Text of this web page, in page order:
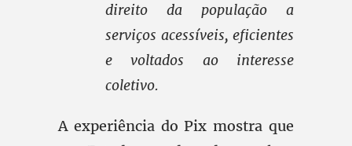
direito da população a
serviços acessíveis, eficientes
e voltados ao interesse
coletivo.
A experiência do Pix mostra que